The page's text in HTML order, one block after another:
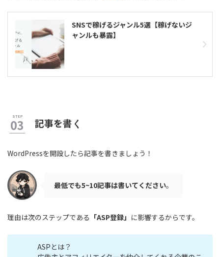
SNSで稼げるジャンル5選【稼げないジ
ャンルも暴露】
記事を書 く
WordPressを開設したら記事を書きましょう！
最低でも5~10記事は書いてください。
理由は次のステップである 「ASP登録」 に影響するからです。
ASPとは？